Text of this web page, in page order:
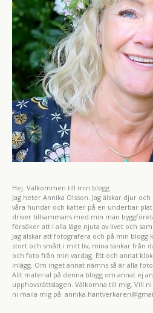
Hej. Välkommen till min blogg.
Jag heter Annika Olsson. Jag älskar djur
våra hundar och katter på en underbar
driver tillsammans med min man
försöker att i alla läge njuta av livet och
Jag älskar att fotografera och på min
stort och smått i mitt liv, mina tankar från
och foto från min vardag. Ett och annat
inlägg. Om inget annat nämns så är alla
Allt material på denna blogg om annat ej
upphovsrättslagen. Välkomna till mig. Vill
ni maila mig på: